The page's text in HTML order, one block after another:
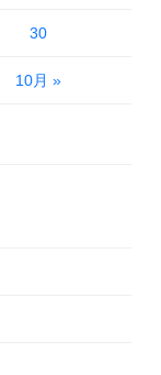
10月 »
30